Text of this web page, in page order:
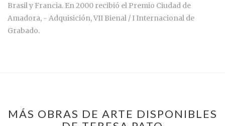
Brasil y Francia. En 2000 recibió el Premio Ciudad de
Amadora, - Adquisición, VII Bienal / I Internacional de
Grabado.
MÁS OBRAS DE ARTE DISPONIBLES